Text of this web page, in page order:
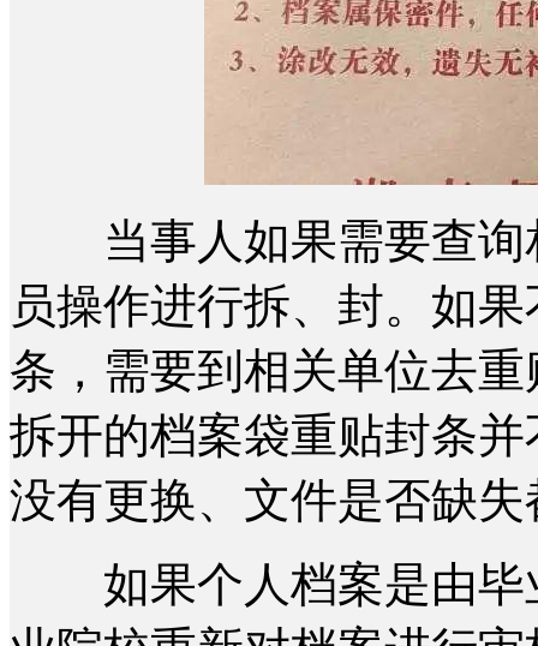
当事人如果需要查询
员操作进行拆、封。如
条，需要到相关单位去
拆开的档案袋重贴封条
没有更换、文件是否缺
如果个人档案是由毕